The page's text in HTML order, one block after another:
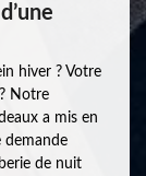
hiver ? Votre
Notre
a mis en
demande
de nuit